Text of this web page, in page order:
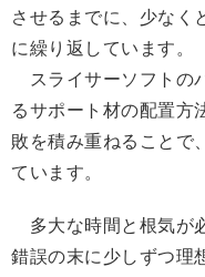
させるまでに、少なく
に繰り返しています。
スライサーソフトの
るサポート材の配置方
敗を積み重ねることで
ています。
多大な時間と根気が
錯誤の末に少しずつ理